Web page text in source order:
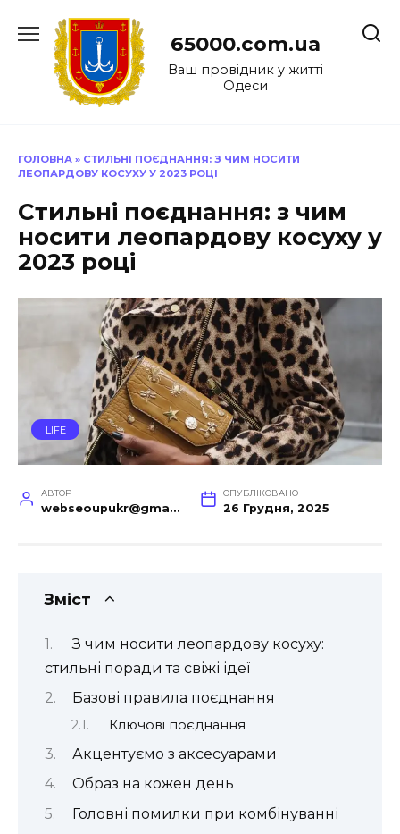
до
65000.com.ua
Ваш провідник у житті
Одеси
ГОЛОВНА » СТИЛЬНІ ПОЄДНАННЯ: З ЧИМ НОСИТИ
ЛЕОПАРДОВУ КОСУХУ У 2023 РОЦІ
Стильні поєднання: з чим
носити леопардову косуху у
2023 році
LIFE
АВТОР
webseoupukr@gmail.com
ОПУБЛІКОВАНО
26 Грудня, 2025
Зміст
З чим носити леопардову косуху:
стильні поради та свіжі ідеї
Базові правила поєднання
Ключові поєднання
Акцентуємо з аксесуарами
Образ на кожен день
Головні помилки при комбінуванні